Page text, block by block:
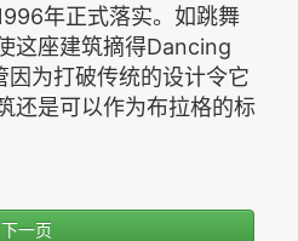
年正式落实。如跳舞
这座建筑摘得Dancing
为打破传统的设计令它
还是可以作为布拉格的标
下一页